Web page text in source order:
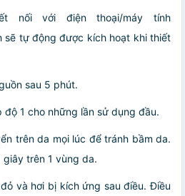
nối với điện thoại/máy tính
sẽ tự động được kích hoạt khi thiết
sau 5 phút.
độ 1 cho những lần sử dụng đầu.
trên da mọi lúc để tránh bầm da.
trên 1 vùng da.
và hơi bị kích ứng sau điều. Điều